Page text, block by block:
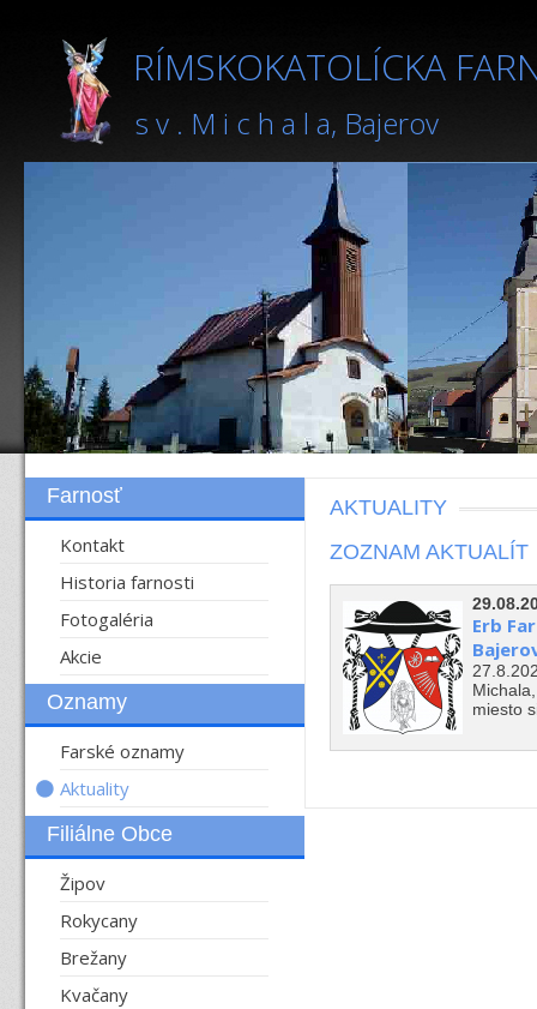
RÍMSKOKATOLÍCKA
s v . M i c h a l a, Bajerov
Farnosť
Kontakt
Historia farnosti
Fotogaléria
Akcie
Oznamy
Farské oznamy
Aktuality
Filiálne Obce
Žipov
Rokycany
Brežany
Kvačany
AKTUALITY
ZOZNAM AKTUALÍT
Erb
miesto